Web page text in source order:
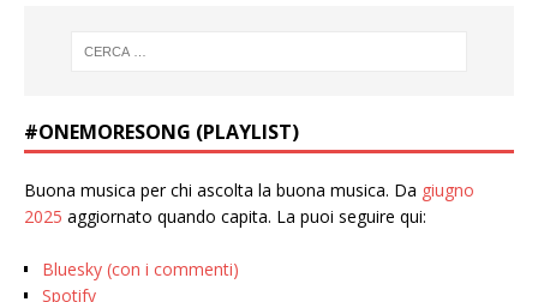
#ONEMORESONG (PLAYLIST)
Buona musica per chi ascolta la buona musica. Da giugno
2025 aggiornato quando capita. La puoi seguire qui:
Bluesky (con i commenti)
Spotify